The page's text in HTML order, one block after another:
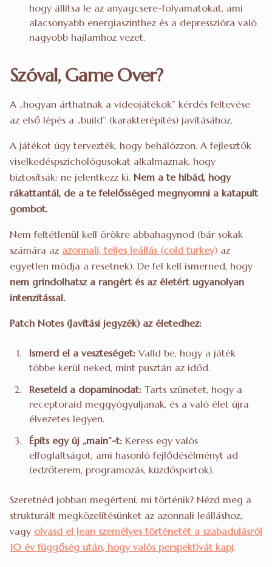
hogy állítsa le az anyagcsere-folyamatokat, ami
alacsonyabb energiaszinthez és a depresszióra való
nagyobb hajlamhoz vezet.
Szóval, Game Over?
A „hogyan árthatnak a videojátékok” kérdés feltevése
az első lépés a „build” (karakterépítés) javításához.
A játékot úgy tervezték, hogy behálózzon. A fejlesztők
viselkedéspszichológusokat alkalmaznak, hogy
biztosítsák: ne jelentkezz ki. Nem a te hibád, hogy
rákattantál, de a te felelősséged megnyomni a katapult
gombot.
Nem feltétlenül kell örökre abbahagynod (bár sokak
számára az azonnali, teljes leállás (cold turkey)az
egyetlen módja a resetnek). De fel kell ismerned, hogy
nem grindolhatsz a rangért és az életért ugyanolyan
intenzitással.
Patch Notes (Javítási jegyzék) az életedhez:
Ismerd el a veszteséget: Valld be, hogy a játék
többe kerül neked, mint pusztán az időd.
Reseteld a dopaminodat: Tarts szünetet, hogy a
receptoraid meggyógyuljanak, és a való élet újra
élvezetes legyen.
Építs egy új „main”-t: Keress egy valós
elfoglaltságot, ami hasonló fejlődésélményt ad
(edzőterem, programozás, küzdősportok).
Szeretnéd jobban megérteni, mi történik? Nézd meg a
strukturált megközelítésünket az azonnali leálláshoz,
vagy olvasd el Jean személyes történetét a szabadulásról
10 év függőség után, hogy valós perspektívát kapj.